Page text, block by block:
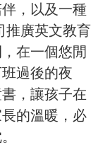
，以及一種
推廣英文教育
在一個悠閒
過後的夜
，讓孩子在
的溫暖，必